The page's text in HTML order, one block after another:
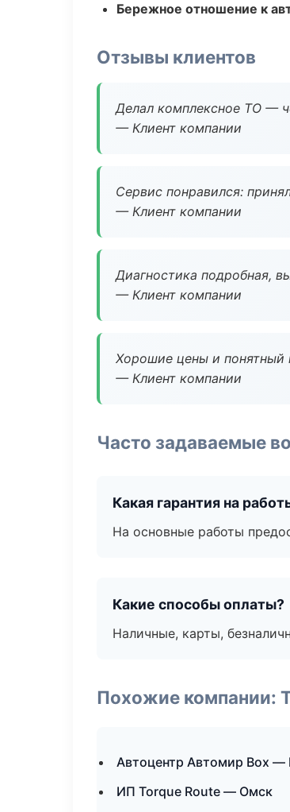
Бережное отношение к
Отзывы клиентов
Делал комплексное ТО —
— Клиент компании
Сервис понравился:
— Клиент компании
Диагностика подробная,
— Клиент компании
Хорошие цены и понятный
— Клиент компании
Часто задаваемые
Какая гарантия на
На основные работы
Какие способы оплаты?
Наличные, карты,
Похожие компании:
Автоцентр Автомир Box —
ИП Torque Route — Омск